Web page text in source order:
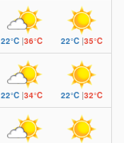
22°C|36°C 22°C |35°C
22°C|34°C 22°C |32°C